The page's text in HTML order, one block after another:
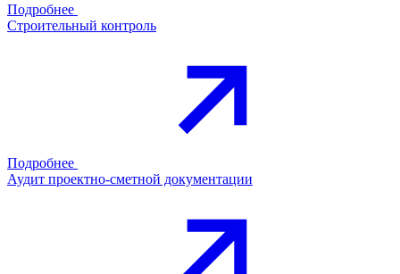
Подробнее
Строительный контроль
Подробнее
Аудит проектно-сметной документации